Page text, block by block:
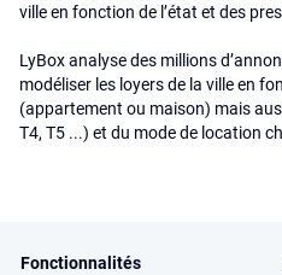
ville en fonction de l’état et des
LyBox analyse des millions
modéliser les loyers de la ville en
(appartement ou maison) mais
T4, T5 ...) et du mode de location
Fonctionnalités